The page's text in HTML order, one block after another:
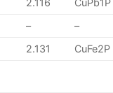
–
–
2.131 CuFe2P